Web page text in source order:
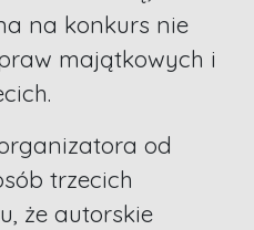
na konkurs nie
majątkowych i
od
trzecich
że autorskie